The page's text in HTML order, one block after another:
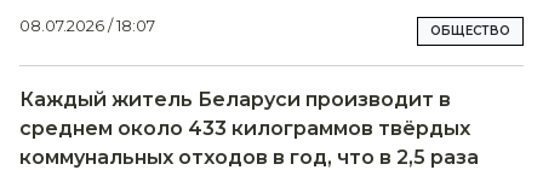
08.07.2026 / 18:07 ОБЩЕСТВО
Каждый житель Беларуси производит в
среднем около 433 килограммов твёрдых
коммунальных отходов в год, что в 2,5 раза